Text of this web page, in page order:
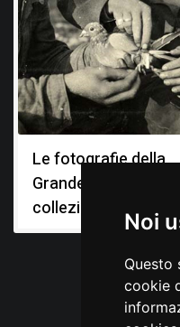
Noi
Questo
cookie
Le fotografie della
Grande Guerra: le
collezioni